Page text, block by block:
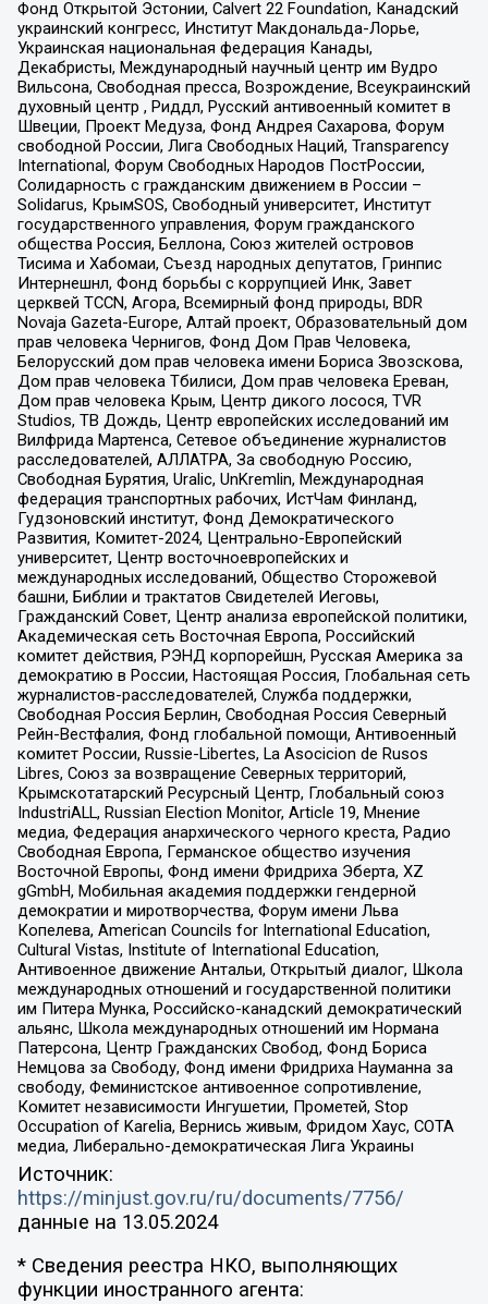
Фонд Открытой Эстонии, Calvert 22 Foundation, Канадский
украинский конгресс, Институт Макдональда-Лорье,
Украинская национальная федерация Канады,
Декабристы, Международный научный центр им Вудро
Вильсона, Свободная пресса, Возрождение, Всеукраинский
духовный центр , Риддл, Русский антивоенный комитет в
Швеции, Проект Медуза, Фонд Андрея Сахарова, Форум
свободной России, Лига Свободных Наций, Transparеncy
International, Форум Свободных Народов ПостРоссии,
Солидарность с гражданским движением в России –
Solidarus, КрымSOS, Свободный университет, Институт
государственного управления, Форум гражданского
общества Россия, Беллона, Союз жителей островов
Тисима и Хабомаи, Съезд народных депутатов, Гринпис
Интернешнл, Фонд борьбы с коррупцией Инк, Завет
церквей TCCN, Агора, Всемирный фонд природы, BDR
Novaja Gazeta-Europe, Алтай проект, Образовательный дом
прав человека Чернигов, Фонд Дом Прав Человека,
Белорусский дом прав человека имени Бориса Звозскова,
Дом прав человека Тбилиси, Дом прав человека Ереван,
Дом прав человека Крым, Центр дикого лосося, TVR
Studios, ТВ Дождь, Центр европейских исследований им
Вилфрида Мартенса, Сетевое объединение журналистов
расследователей, АЛЛАТРА, За свободную Россию,
Свободная Бурятия, Uralic, UnKremlin, Международная
федерация транспортных рабочих, ИстЧам Финланд,
Гудзоновский институт, Фонд Демократического
Развития, Комитет-2024, Центрально-Европейский
университет, Центр восточноевропейских и
международных исследований, Общество Сторожевой
башни, Библии и трактатов Свидетелей Иеговы,
Гражданский Совет, Центр анализа европейской политики,
Академическая сеть Восточная Европа, Российский
комитет действия, РЭНД корпорейшн, Русская Америка за
демократию в России, Настоящая Россия, Глобальная сеть
журналистов-расследователей, Служба поддержки,
Свободная Россия Берлин, Свободная Россия Северный
Рейн-Вестфалия, Фонд глобальной помощи, Антивоенный
комитет России, Russie-Libertes, La Asocicion de Rusos
Libres, Союз за возвращение Северных территорий,
Крымскотатарский Ресурсный Центр, Глобальный союз
IndustriALL, Russian Election Monitor, Article 19, Мнение
медиа, Федерация анархического черного креста, Радио
Свободная Европа, Германское общество изучения
Восточной Европы, Фонд имени Фридриха Эберта, XZ
gGmbH, Мобильная академия поддержки гендерной
демократии и миротворчества, Форум имени Льва
Копелева, American Councils for International Education,
Cultural Vistas, Institute of International Education,
Антивоенное движение Антальи, Открытый диалог, Школа
международных отношений и государственной политики
им Питера Мунка, Российско-канадский демократический
альянс, Школа международных отношений им Нормана
Патерсона, Центр Гражданских Свобод, Фонд Бориса
Немцова за Свободу, Фонд имени Фридриха Науманна за
свободу, Феминистское антивоенное сопротивление,
Комитет независимости Ингушетии, Прометей, Stop
Occupation of Karelia, Вернись живым, Фридом Хаус, СОТА
медиа, Либерально-демократическая Лига Украины
Источник:
https://minjust.gov.ru/ru/documents/7756/
данные на 13.05.2024
* Сведения реестра НКО, выполняющих
функции иностранного агента: